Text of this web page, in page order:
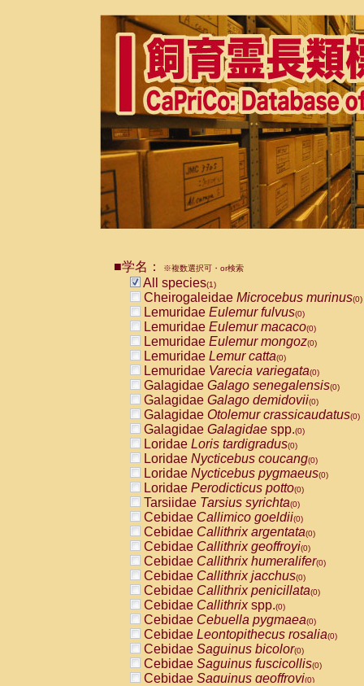
■学名： ※複数選択可・or検索
All species(1)
Cheirogaleidae Microcebus murinus(0)
Lemuridae Eulemur fulvus(0)
Lemuridae Eulemur macaco(0)
Lemuridae Eulemur mongoz(0)
Lemuridae Lemur catta(0)
Lemuridae Varecia variegata(0)
Galagidae Galago senegalensis(0)
Galagidae Galago demidovii(0)
Galagidae Otolemur crassicaudatus(0)
Galagidae Galagidae spp.(0)
Loridae Loris tardigradus(0)
Loridae Nycticebus coucang(0)
Loridae Nycticebus pygmaeus(0)
Loridae Perodicticus potto(0)
Tarsiidae Tarsius syrichta(0)
Cebidae Callimico goeldii(0)
Cebidae Callithrix argentata(0)
Cebidae Callithrix geoffroyi(0)
Cebidae Callithrix humeralifer(0)
Cebidae Callithrix jacchus(0)
Cebidae Callithrix penicillata(0)
Cebidae Callithrixspp.(0)
Cebidae Cebuella pygmaea(0)
Cebidae Leontopithecus rosalia(0)
Cebidae Saguinus bicolor(0)
Cebidae Saguinus fuscicollis(0)
Cebidae Saguinus geoffroyi(0)